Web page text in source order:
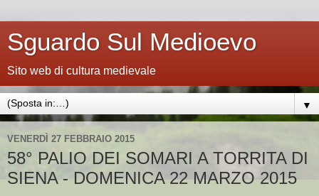
Sguardo Sul Medioevo
Sito web di cultura medievale
▼
VENERDÌ 27 FEBBRAIO 2015
58° PALIO DEI SOMARI A TORRITA DI
SIENA - DOMENICA 22 MARZO 2015